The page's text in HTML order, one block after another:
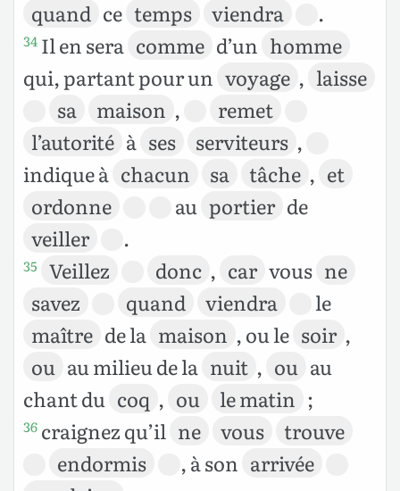
quand ce temps viendra .
34 Il en sera comme d’un homme
qui, partant pour un voyage , laisse
sa
maison ,
remet
l’autorité à ses serviteurs ,
indique à chacun sa tâche , et
ordonne
au portier de
veiller
.
35 Veillez donc , car vous ne
savez
quand viendra
le
maître de la maison , ou le soir ,
ou au milieu de la nuit , ou au
chant du coq , ou le matin ;
36 craignez qu’il ne vous
trouve
endormis
, à son arrivée